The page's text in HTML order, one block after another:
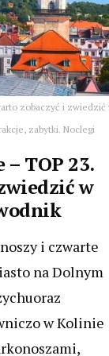
zobaczyć i zwiedzić
zabytki. Noclegi
TOP 23.
w
i czwarte
na Dolnym
w Kolinie